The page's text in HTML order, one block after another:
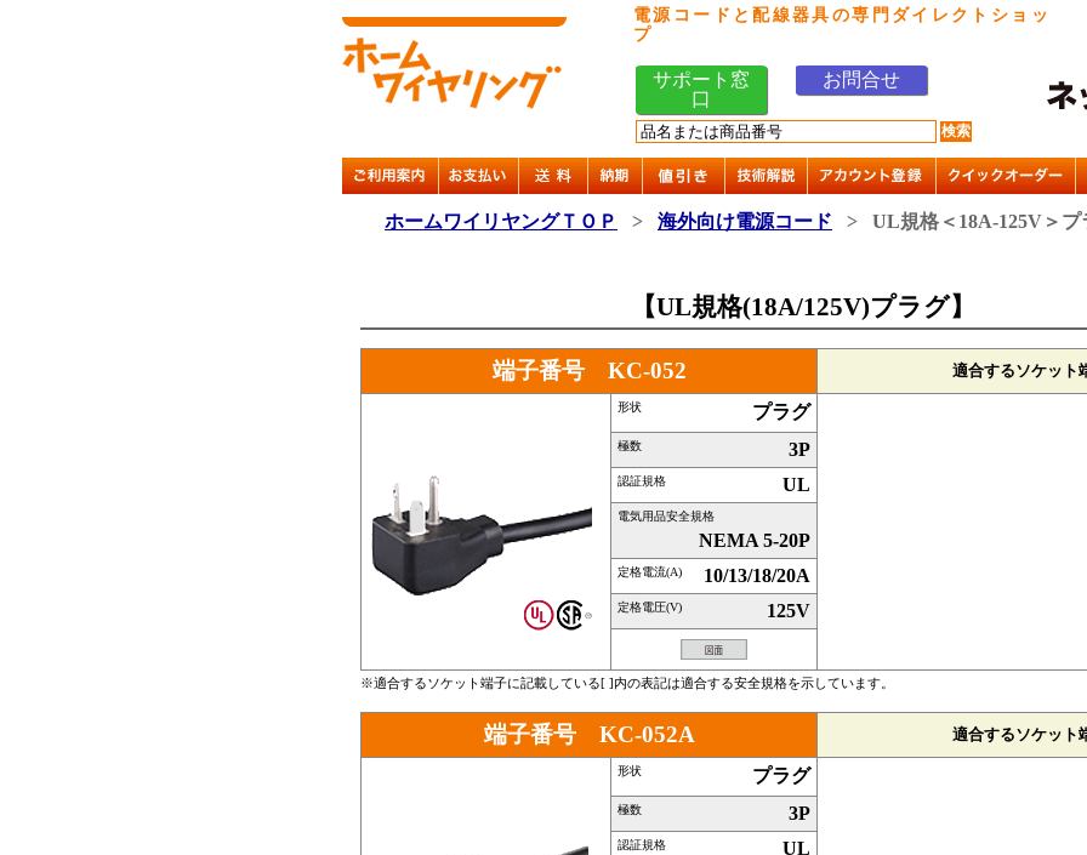
電源コードと配線器具の専門ダイレクトショッ
プ
サポート窓
口
お問合せ
ホームワイリヤングＴＯＰ > 海外向け電源コード > UL規格＜18A-125V＞プ
【UL規格(18A/125V)プラグ】
端子番号 KC-052 適合するソケット
形状 プラグ
極数 3P
認証規格 UL
電気用品安全規格
NEMA 5-20P
定格電流(A) 10/13/18/20A
定格電圧(V) 125V
※適合するソケット端子に記載している[ ]内の表記は適合する安全規格を示しています。
端子番号 KC-052A 適合するソケット
形状 プラグ
極数 3P
認証規格 UL